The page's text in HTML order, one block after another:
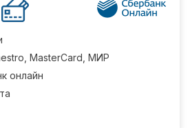
MasterCard, МИР
онлайн